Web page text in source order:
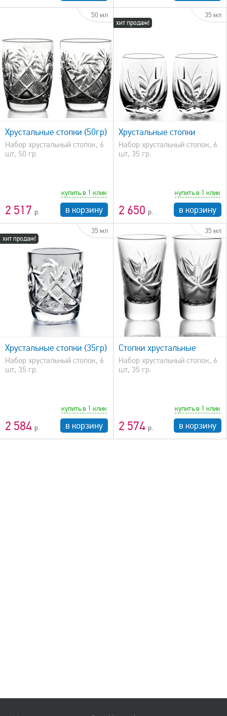
50 мл
Хрустальные стопки (50гр)
Набор хрустальный стопок, 6
шт, 50 гр.
2 517
купить в 1 клик
в корзину
хит продаж!
35 мл
быстрый просмотр
Хрустальные стопки
Набор хрустальный стопок, 6
шт, 35 гр.
2 650
купить в 1 клик
в корзину
хит продаж!
35 мл
Хрустальные стопки (35гр)
Набор хрустальный стопок, 6
шт, 35 гр.
2 584
купить в 1 клик
в корзину
35 мл
быстрый просмотр
Стопки хрустальные
Набор хрустальный стопок, 6
шт, 35 гр.
2 574
купить в 1 клик
в корзину